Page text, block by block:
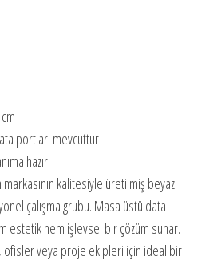
portları mevcuttur
hazır
markasının kalitesiyle üretilmiş beyaz
çalışma grubu. Masa üstü data
estetik hem işlevsel bir çözüm sunar.
ofisler veya proje ekipleri için ideal bir